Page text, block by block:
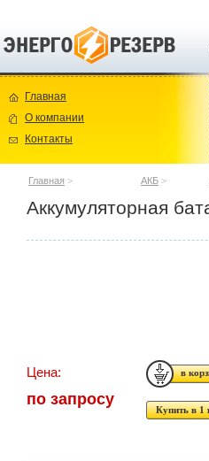
Главная
О компании
Контакты
Главная > АКБ >
Аккумуляторная
Цена:
по запросу
Купить в 1